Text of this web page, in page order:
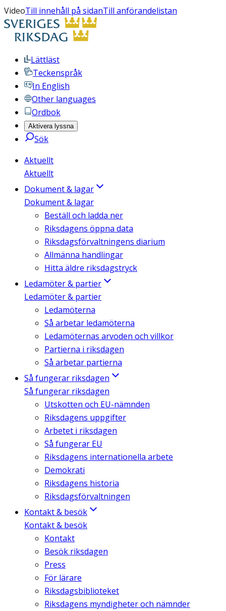
VideoTill innehåll på sidanTill anförandelistan
Lättläst
Teckenspråk
In English
Other languages
Ordbok
Aktivera lyssna
Sök
Aktuellt
Aktuellt
Dokument & lagar
Dokument & lagar
Beställ och ladda ner
Riksdagens öppna data
Riksdagsförvaltningens diarium
Allmänna handlingar
Hitta äldre riksdagstryck
Ledamöter & partier
Ledamöter & partier
Ledamöterna
Så arbetar ledamöterna
Ledamöternas arvoden och villkor
Partierna i riksdagen
Så arbetar partierna
Så fungerar riksdagen
Så fungerar riksdagen
Utskotten och EU-nämnden
Riksdagens uppgifter
Arbetet i riksdagen
Så fungerar EU
Riksdagens internationella arbete
Demokrati
Riksdagens historia
Riksdagsförvaltningen
Kontakt & besök
Kontakt & besök
Kontakt
Besök riksdagen
Press
För lärare
Riksdagsbiblioteket
Riksdagens myndigheter och nämnder